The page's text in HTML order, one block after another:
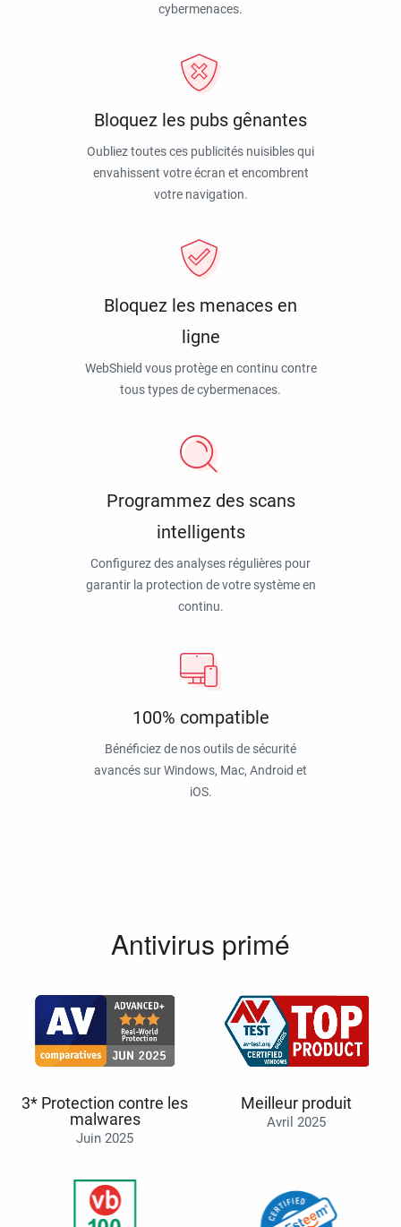
cybermenaces.
Bloquez les pubs gênantes
Oubliez toutes ces publicités nuisibles qui
envahissent votre écran et encombrent
votre navigation.
Bloquez les menaces en
ligne
WebShield vous protège en continu contre
tous types de cybermenaces.
Programmez des scans
intelligents
Configurez des analyses régulières pour
garantir la protection de votre système en
continu.
100% compatible
Bénéficiez de nos outils de sécurité
avancés sur Windows, Mac, Android et
iOS.
Antivirus primé
3* Protection contre les
malwares
Juin 2025
Meilleur produit
Avril 2025